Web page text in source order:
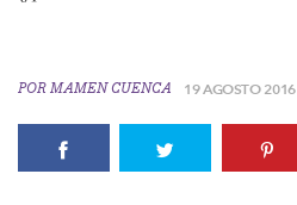
POR MAMEN CUENCA 19 AGOSTO 2016